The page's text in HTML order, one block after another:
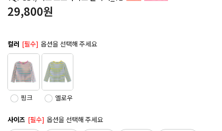
29,800원
컬러 [필수] 옵션을 선택해 주세요
핑크 옐로우
사이즈 [필수] 옵션을 선택해 주세요